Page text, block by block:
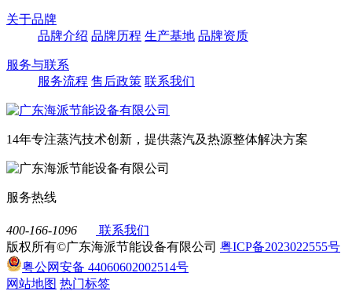
关于品牌
品牌介绍 品牌历程 生产基地 品牌资质
服务与联系
服务流程 售后政策 联系我们
14年专注蒸汽技术创新，提供蒸汽及热源整体解决方案
服务热线
400-166-1096
联系我们
版权所有©广东海派节能设备有限公司 粤ICP备2023022555号
粤公网安备 44060602002514号
网站地图 热门标签